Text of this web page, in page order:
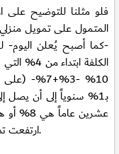
فلو مثلنا للتوضيح على
-كما أصبح يُعلن اليوم-
الكلفة
10% -
ارتفعت تدريجياً للتتضاعف تقريباً بعد السنة الثالثة عشرة.